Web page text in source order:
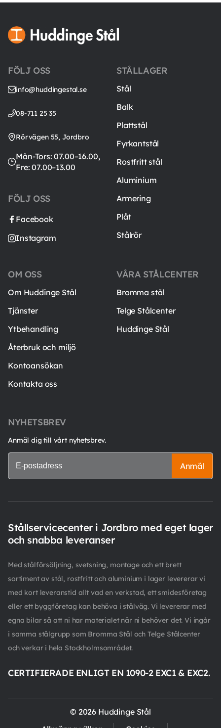
FÖLJ OSS
info@huddingestal.se
08-711 25 35
Rörvägen 55, Jordbro
Mån-Tors: 07.00–16.00,
Fre: 07.00–13.00
FÖLJ OSS
Facebook
Instagram
STÅLLAGER
Stål
Balk
Plattstål
Fyrkantstål
Rostfritt stål
Aluminium
Armering
Plåt
Stålrör
VÅRA STÅLCENTER
Bromma stål
Telge Stålcenter
Huddinge Stål
OM OSS
Om Huddinge Stål
Tjänster
Ytbehandling
Återbruk och miljö
Kontoansökan
Kontakta oss
NYHETSBREV
Anmäl dig till vårt nyhetsbrev.
Anmäl
Stållservicecenter i Jordbro med eget lager
och snabba leveranser
Med stålförsäljning, svetsning, montage och ett brett
sortiment av stål, rostfritt och aluminium i lager levererar vi
med kort leveranstid allt vad en verkstad, ett smidesföretag
eller ett byggföretag kan behöva i stålväg. Vi levererar med
egna bilar så att ni har materialet när ni behöver det. Vi ingår
i samma stålgrupp som Bromma Stål och Telge Stålcenter
och verkar i hela Stockholmsområdet.
CERTIFIERADE ENLIGT EN 1090-2 EXC1 & EXC2.
© 2026 Huddinge Stål